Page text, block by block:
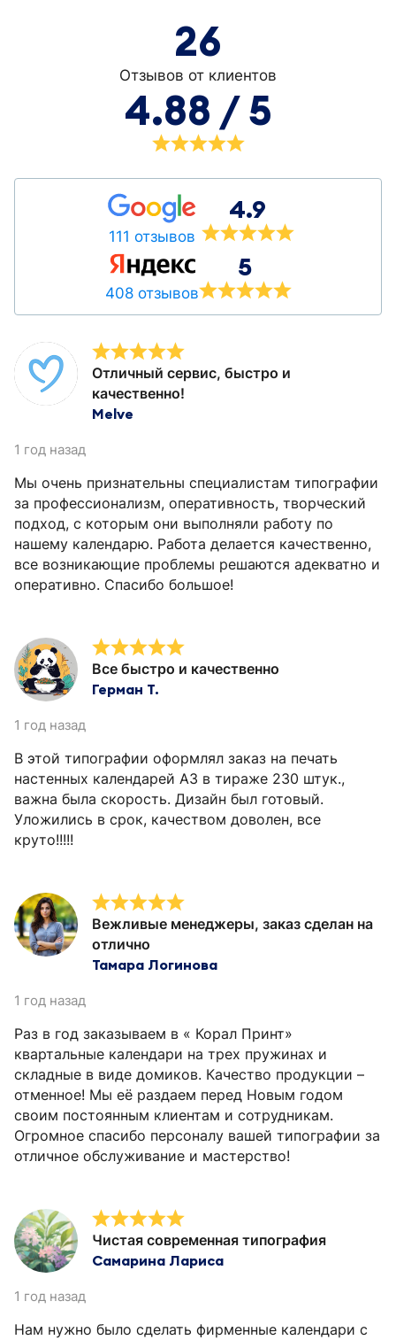
26
Отзывов от клиентов
4.88 / 5
111 отзывов
4.9
408 отзывов
5
Отличный сервис, быстро и
качественно!
Melve
1 год назад
Мы очень признательны специалистам типографии
за профессионализм, оперативность, творческий
подход, с которым они выполняли работу по
нашему календарю. Работа делается качественно,
все возникающие проблемы решаются адекватно и
оперативно. Спасибо большое!
Все быстро и качественно
Герман Т.
1 год назад
В этой типографии оформлял заказ на печать
настенных календарей А3 в тираже 230 штук.,
важна была скорость. Дизайн был готовый.
Уложились в срок, качеством доволен, все
круто!!!!!
Вежливые менеджеры, заказ сделан на
отлично
Тамара Логинова
1 год назад
Раз в год заказываем в « Корал Принт»
квартальные календари на трех пружинах и
складные в виде домиков. Качество продукции –
отменное! Мы её раздаем перед Новым годом
своим постоянным клиентам и сотрудникам.
Огромное спасибо персоналу вашей типографии за
отличное обслуживание и мастерство!
Чистая современная типография
Самарина Лариса
1 год назад
Нам нужно было сделать фирменные календари с